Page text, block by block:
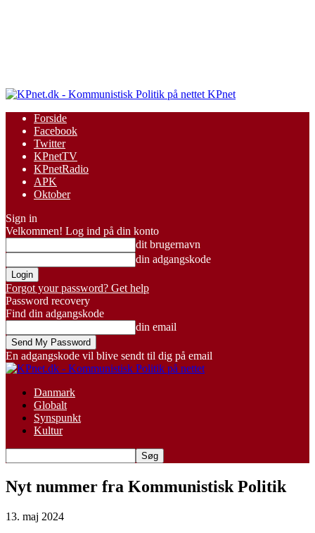
KPnet
Forside
Facebook
Twitter
KPnetTV
KPnetRadio
APK
Oktober
Sign in
Velkommen! Log ind på din konto
dit brugernavn
din adgangskode
Forgot your password? Get help
Password recovery
Find din adgangskode
din email
En adgangskode vil blive sendt til dig på email
Danmark
Globalt
Synspunkt
Kultur
Nyt nummer fra Kommunistisk Politik
13. maj 2024